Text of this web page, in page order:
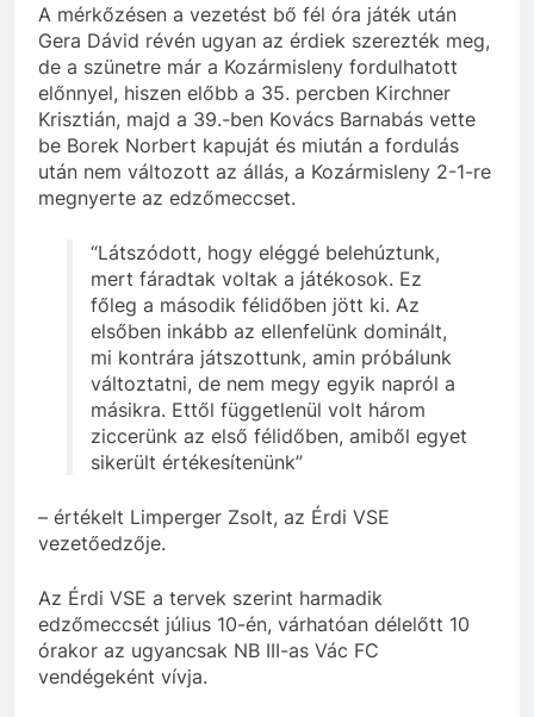
A mérkőzésen a vezetést bő fél óra játék után
Gera Dávid révén ugyan az érdiek szerezték meg,
de a szünetre már a Kozármisleny fordulhatott
előnnyel, hiszen előbb a 35. percben Kirchner
Krisztián, majd a 39.-ben Kovács Barnabás vette
be Borek Norbert kapuját és miután a fordulás
után nem változott az állás, a Kozármisleny 2-1-re
megnyerte az edzőmeccset.
“Látszódott, hogy eléggé belehúztunk,
mert fáradtak voltak a játékosok. Ez
főleg a második félidőben jött ki. Az
elsőben inkább az ellenfelünk dominált,
mi kontrára játszottunk, amin próbálunk
változtatni, de nem megy egyik napról a
másikra. Ettől függetlenül volt három
ziccerünk az első félidőben, amiből egyet
sikerült értékesítenünk”
– értékelt Limperger Zsolt, az Érdi VSE
vezetőedzője.
Az Érdi VSE a tervek szerint harmadik
edzőmeccsét július 10-én, várhatóan délelőtt 10
órakor az ugyancsak NB III-as Vác FC
vendégeként vívja.